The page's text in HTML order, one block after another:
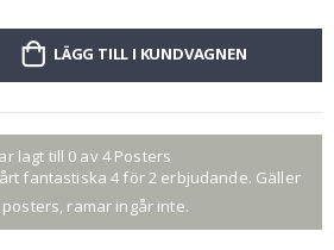
LÄGG TILL I KUNDVAGNEN
lagt till 0 av 4 Posters
fantastiska 4 för 2 erbjudande. Gäller
ramar ingår inte.